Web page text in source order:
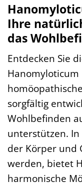
Ihre
das
Entdecken Sie
sorgfältig
Wohlbefinden
unterstützen.
der Körper und
werden, bietet
harmonische